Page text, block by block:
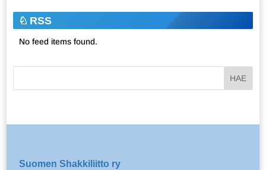
RSS
No feed items found.
Suomen Shakkiliitto ry